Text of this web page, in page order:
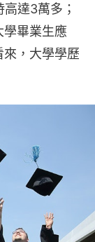
達3萬多；
學畢業生應
，大學學歷